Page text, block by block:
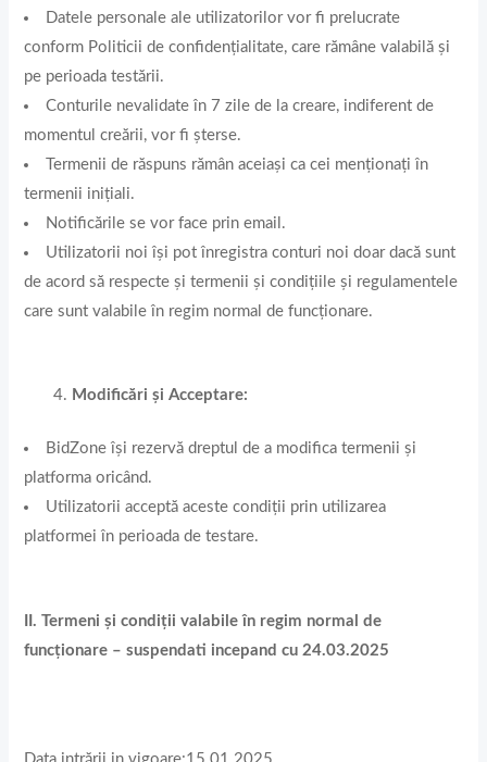
Datele personale ale utilizatorilor vor fi prelucrate
conform Politicii de confidențialitate, care rămâne valabilă și
pe perioada testării.
Conturile nevalidate în 7 zile de la creare, indiferent de
momentul creării, vor fi șterse.
Termenii de răspuns rămân aceiași ca cei menționați în
termenii inițiali.
Notificările se vor face prin email.
Utilizatorii noi își pot înregistra conturi noi doar dacă sunt
de acord să respecte și termenii și condițiile și regulamentele
care sunt valabile în regim normal de funcționare.
Modificări și Acceptare:
BidZone își rezervă dreptul de a modifica termenii și
platforma oricând.
Utilizatorii acceptă aceste condiții prin utilizarea
platformei în perioada de testare.
II. Termeni și condiții valabile în regim normal de
funcționare – suspendati incepand cu 24.03.2025